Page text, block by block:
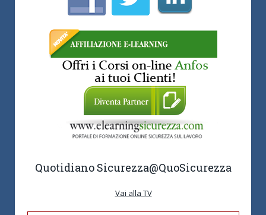
Quotidiano Sicurezza@QuoSicurezza
Vai alla TV